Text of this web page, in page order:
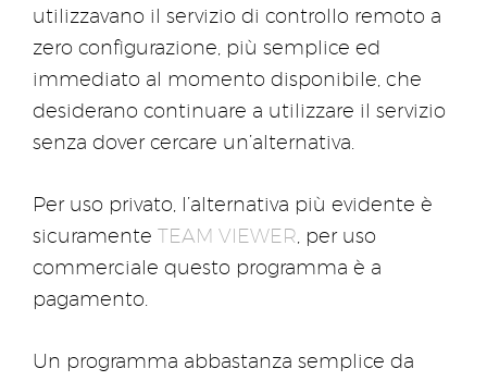
utilizzavano il servizio di controllo remoto a
zero configurazione, più semplice ed
immediato al momento disponibile, che
desiderano continuare a utilizzare il servizio
senza dover cercare un’alternativa.
Per uso privato, l’alternativa più evidente è
sicuramente TEAM VIEWER , per uso
commerciale questo programma è a
pagamento.
Un programma abbastanza semplice da